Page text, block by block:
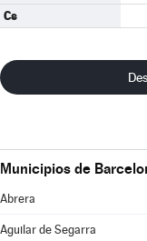
Cs
Municipios de
Abrera
Aguilar de Segarra